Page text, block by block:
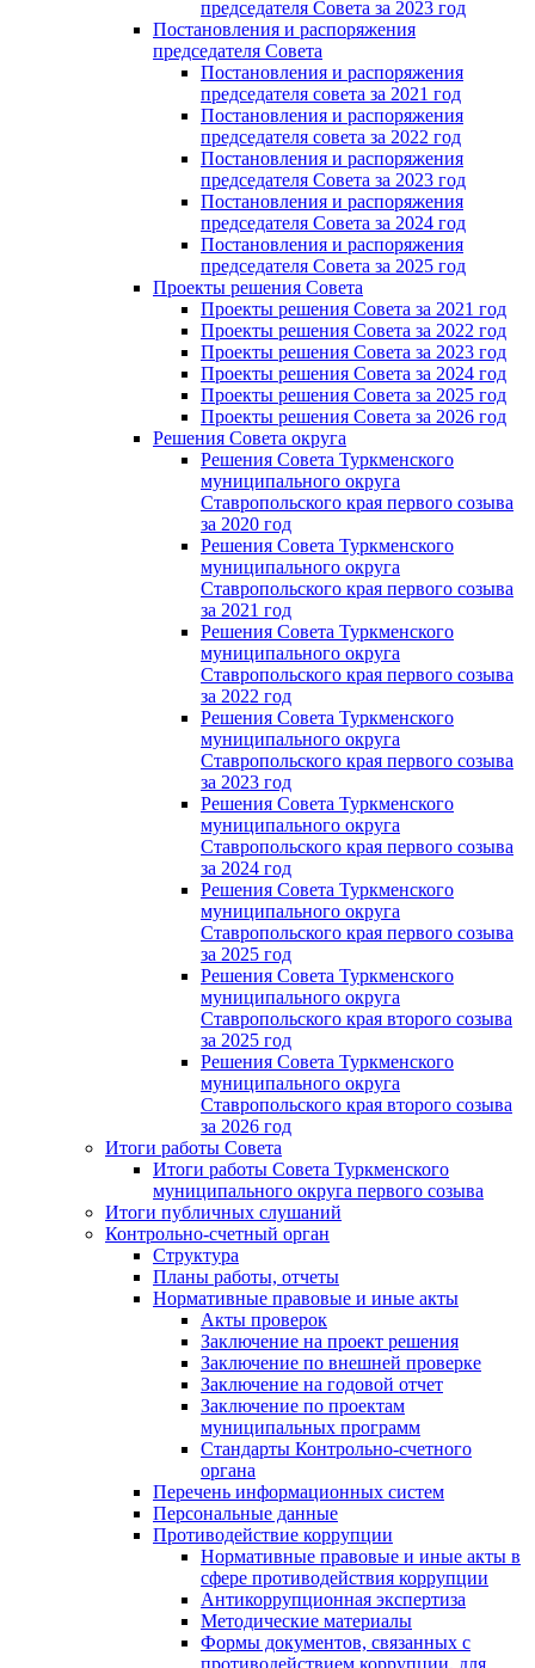
председателя Cовета за 2023 год
Постановления и распоряжения
председателя Cовета
Постановления и распоряжения
председателя совета за 2021 год
Постановления и распоряжения
председателя совета за 2022 год
Постановления и распоряжения
председателя Cовета за 2023 год
Постановления и распоряжения
председателя Cовета за 2024 год
Постановления и распоряжения
председателя Cовета за 2025 год
Проекты решения Cовета
Проекты решения Совета за 2021 год
Проекты решения Совета за 2022 год
Проекты решения Cовета за 2023 год
Проекты решения Совета за 2024 год
Проекты решения Совета за 2025 год
Проекты решения Совета за 2026 год
Решения Совета округа
Решения Совета Туркменского
муниципального округа
Ставропольского края первого созыва
за 2020 год
Решения Совета Туркменского
муниципального округа
Ставропольского края первого созыва
за 2021 год
Решения Совета Туркменского
муниципального округа
Ставропольского края первого созыва
за 2022 год
Решения Совета Туркменского
муниципального округа
Ставропольского края первого созыва
за 2023 год
Решения Совета Туркменского
муниципального округа
Ставропольского края первого созыва
за 2024 год
Решения Совета Туркменского
муниципального округа
Ставропольского края первого созыва
за 2025 год
Решения Совета Туркменского
муниципального округа
Ставропольского края второго созыва
за 2025 год
Решения Совета Туркменского
муниципального округа
Ставропольского края второго созыва
за 2026 год
Итоги работы Совета
Итоги работы Совета Туркменского
муниципального округа первого созыва
Итоги публичных слушаний
Контрольно-счетный орган
Структура
Планы работы, отчеты
Нормативные правовые и иные акты
Акты проверок
Заключение на проект решения
Заключение по внешней проверке
Заключение на годовой отчет
Заключение по проектам
муниципальных программ
Стандарты Контрольно-счетного
органа
Перечень информационных систем
Персональные данные
Противодействие коррупции
Нормативные правовые и иные акты в
сфере противодействия коррупции
Антикоррупционная экспертиза
Методические материалы
Формы документов, связанных с
противодействием коррупции, для